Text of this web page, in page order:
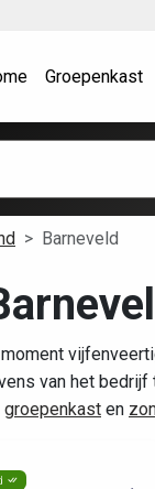
Groepenkast
Barneveld
van het
groepenkast en